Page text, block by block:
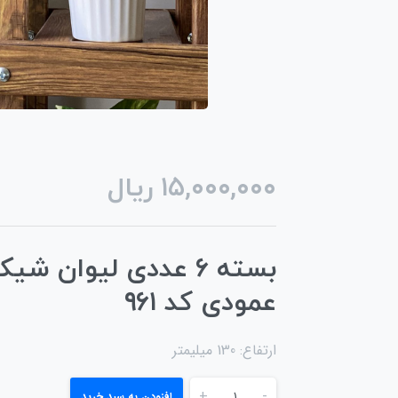
۱۵,۰۰۰,۰۰۰ ریال
بسته ۶ عددی لیوان
عمودی کد ۹۶۱
ارتفاع: 130 میلیمتر